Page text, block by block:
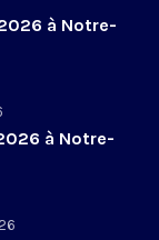
à Notre-
à Notre-